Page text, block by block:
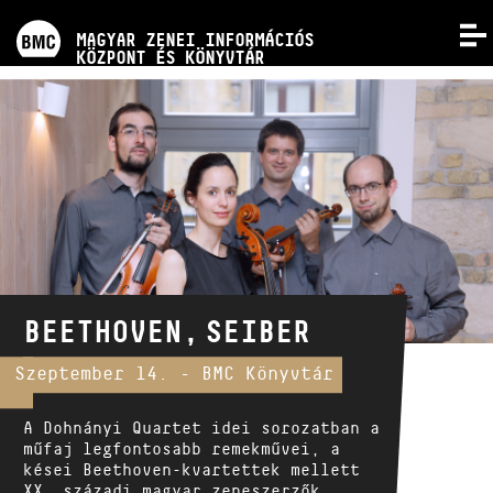
MAGYAR ZENEI INFORMÁCIÓS
KÖZPONT ÉS KÖNYVTÁR
VERSENYEK
KÉPZÉSEK
KIADVÁNYOK
RÓLUNK
KAPCSOLAT
VIDEÓ GALÉRIA
MAGYAR ZENESZERZŐK
Kismonográfia sorozat
A kötetek már az EMB online
kottaboltjában is megvásárolhatók!
BEETHOVEN, SEIBER
Szeptember 14. - BMC Könyvtár
A Dohnányi Quartet idei sorozatban a
műfaj legfontosabb remekművei, a
kései Beethoven-kvartettek mellett